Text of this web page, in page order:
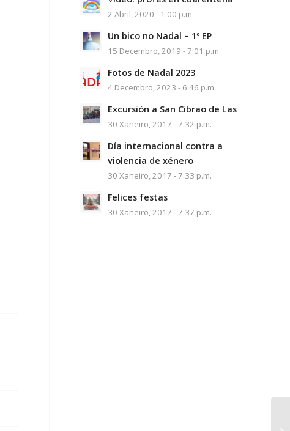
2 Abril, 2020 - 1:00 p.m.
Un bico no Nadal – 1º EP
15 Decembro, 2019 - 7:01 p.m.
Fotos de Nadal 2023
4 Decembro, 2023 - 6:46 p.m.
Excursión a San Cibrao de Las
30 Xaneiro, 2017 - 7:32 p.m.
Día internacional contra a
violencia de xénero
30 Xaneiro, 2017 - 7:33 p.m.
Felices festas
30 Xaneiro, 2017 - 7:37 p.m.